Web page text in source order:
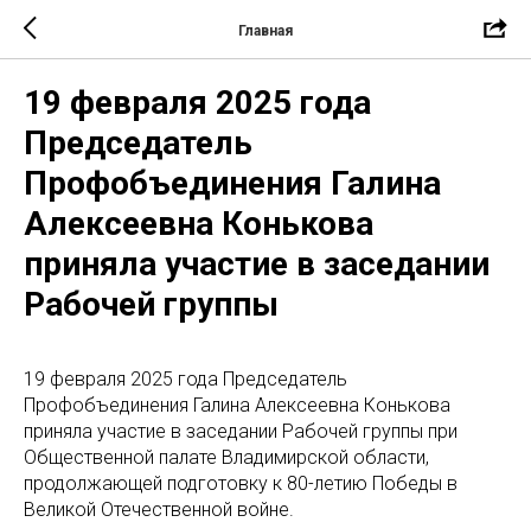
Главная
19 февраля 2025 года
Председатель
Профобъединения Галина
Алексеевна Конькова
приняла участие в заседании
Рабочей группы
19 февраля 2025 года Председатель
Профобъединения Галина Алексеевна Конькова
приняла участие в заседании Рабочей группы при
Общественной палате Владимирской области,
продолжающей подготовку к 80-летию Победы в
Великой Отечественной войне.